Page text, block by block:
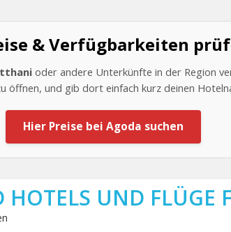
& Verfügbarkeiten
oder andere Unterkünfte in der Region
öffnen, und gib dort einfach kurz deinen
Hier Preise bei Agoda suchen
UND FLÜGE